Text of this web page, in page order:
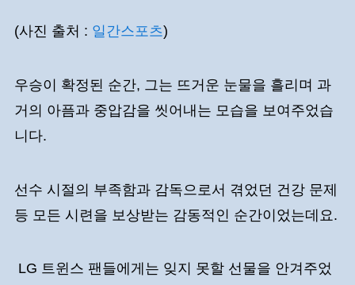
(사진 출처 : 일간스포츠)
우승이 확정된 순간, 그는 뜨거운 눈물을 흘리며 과
거의 아픔과 중압감을 씻어내는 모습을 보여주었습
니다.
선수 시절의 부족함과 감독으로서 겪었던 건강 문제
등 모든 시련을 보상받는 감동적인 순간이었는데요.
LG 트윈스 팬들에게는 잊지 못할 선물을 안겨주었